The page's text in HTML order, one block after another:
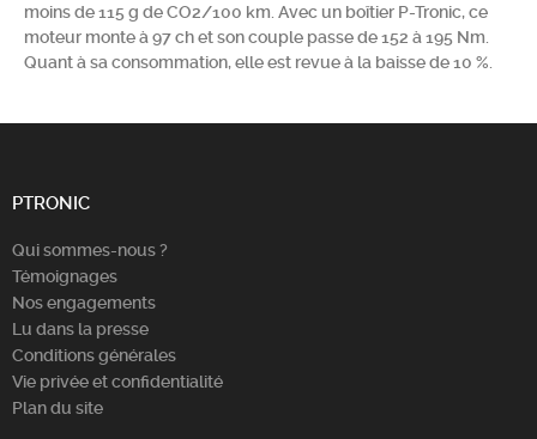
moins de 115 g de CO2/100 km. Avec un boîtier P-Tronic, ce
moteur monte à 97 ch et son couple passe de 152 à 195 Nm.
Quant à sa consommation, elle est revue à la baisse de 10 %.
PTRONIC
Qui sommes-nous ?
Témoignages
Nos engagements
Lu dans la presse
Conditions générales
Vie privée et confidentialité
Plan du site